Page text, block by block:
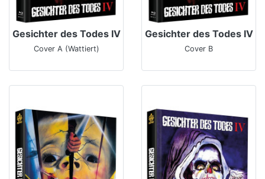
Gesichter des Todes IV
Cover A (Wattiert)
Gesichter des Todes IV
Cover B